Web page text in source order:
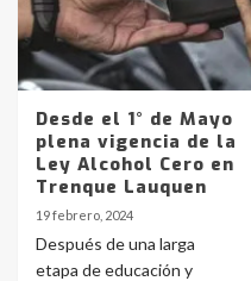
Desde el 1° de Mayo
plena vigencia de la
Ley Alcohol Cero en
Trenque Lauquen
19 febrero, 2024
Después de una larga
etapa de educación y